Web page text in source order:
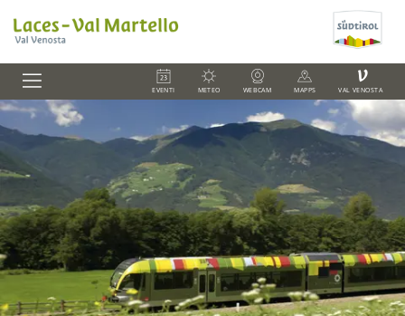
EVENTI METEO WEBCAM MAPPS
V
VAL VENOSTA